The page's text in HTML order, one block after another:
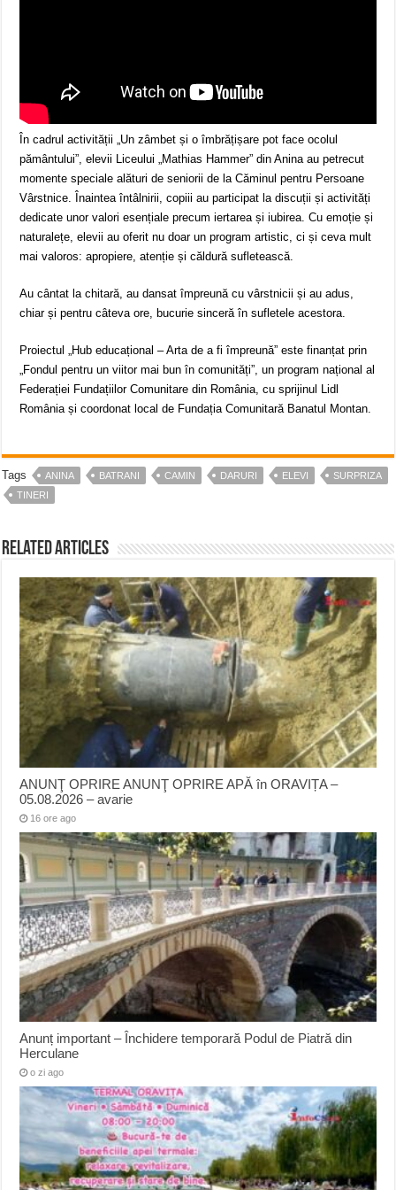
În cadrul activității „Un zâmbet și o îmbrățișare pot face ocolul
pământului”, elevii Liceului „Mathias Hammer” din Anina au petrecut
momente speciale alături de seniorii de la Căminul pentru Persoane
Vârstnice. Înaintea întâlnirii, copiii au participat la discuții și activități
dedicate unor valori esențiale precum iertarea și iubirea. Cu emoție și
naturalețe, elevii au oferit nu doar un program artistic, ci și ceva mult
mai valoros: apropiere, atenție și căldură sufletească.
Au cântat la chitară, au dansat împreună cu vârstnicii și au adus,
chiar și pentru câteva ore, bucurie sinceră în sufletele acestora.
Proiectul „Hub educațional – Arta de a fi împreună” este finanțat prin
„Fondul pentru un viitor mai bun în comunități”, un program național al
Federației Fundațiilor Comunitare din România, cu sprijinul Lidl
România și coordonat local de Fundația Comunitară Banatul Montan.
Tags ANINA BATRANI CAMIN DARURI ELEVI
SURPRIZA
TINERI
Related Articles
ANUNŢ OPRIRE ANUNŢ OPRIRE APĂ în ORAVIȚA –
05.08.2026 – avarie
16 ore ago
Anunț important – Închidere temporară Podul de Piatră din
Herculane
o zi ago